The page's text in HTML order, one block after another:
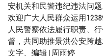
安机关和民警违纪违法问
欢迎广大人民群众运用
人民警察依法履行职责、
督，共同助推景洪公安跨
文字、编辑 | 周雨婷